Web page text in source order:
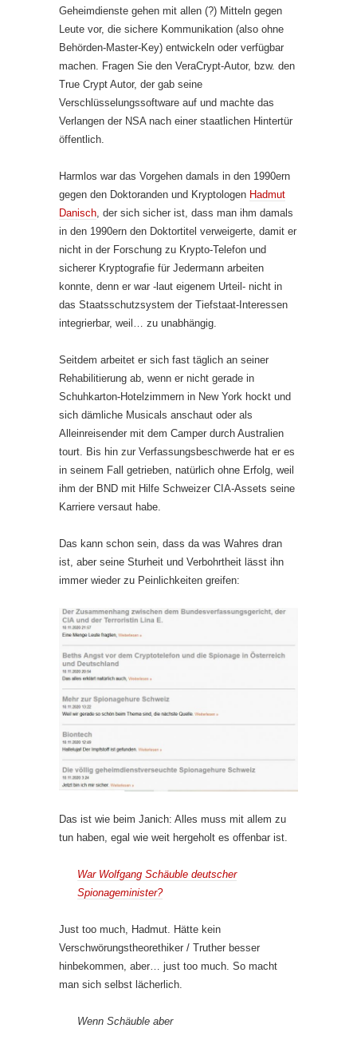
Geheimdienste gehen mit allen (?) Mitteln gegen
Leute vor, die sichere Kommunikation (also ohne
Behörden-Master-Key) entwickeln oder verfügbar
machen. Fragen Sie den VeraCrypt-Autor, bzw. den
True Crypt Autor, der gab seine
Verschlüsselungssoftware auf und machte das
Verlangen der NSA nach einer staatlichen Hintertür
öffentlich.
Harmlos war das Vorgehen damals in den 1990ern
gegen den Doktoranden und Kryptologen Hadmut
Danisch, der sich sicher ist, dass man ihm damals
in den 1990ern den Doktortitel verweigerte, damit er
nicht in der Forschung zu Krypto-Telefon und
sicherer Kryptografie für Jedermann arbeiten
konnte, denn er war -laut eigenem Urteil- nicht in
das Staatsschutzsystem der Tiefstaat-Interessen
integrierbar, weil… zu unabhängig.
Seitdem arbeitet er sich fast täglich an seiner
Rehabilitierung ab, wenn er nicht gerade in
Schuhkarton-Hotelzimmern in New York hockt und
sich dämliche Musicals anschaut oder als
Alleinreisender mit dem Camper durch Australien
tourt. Bis hin zur Verfassungsbeschwerde hat er es
in seinem Fall getrieben, natürlich ohne Erfolg, weil
ihm der BND mit Hilfe Schweizer CIA-Assets seine
Karriere versaut habe.
Das kann schon sein, dass da was Wahres dran
ist, aber seine Sturheit und Verbohrtheit lässt ihn
immer wieder zu Peinlichkeiten greifen:
Das ist wie beim Janich: Alles muss mit allem zu
tun haben, egal wie weit hergeholt es offenbar ist.
War Wolfgang Schäuble deutscher
Spionageminister?
Just too much, Hadmut. Hätte kein
Verschwörungstheorethiker / Truther besser
hinbekommen, aber… just too much. So macht
man sich selbst lächerlich.
Wenn Schäuble aber